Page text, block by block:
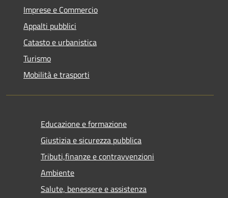
Imprese e Commercio
Appalti pubblici
Catasto e urbanistica
Turismo
Mobilità e trasporti
Educazione e formazione
Giustizia e sicurezza pubblica
Tributi,finanze e contravvenzioni
Ambiente
Salute, benessere e assistenza